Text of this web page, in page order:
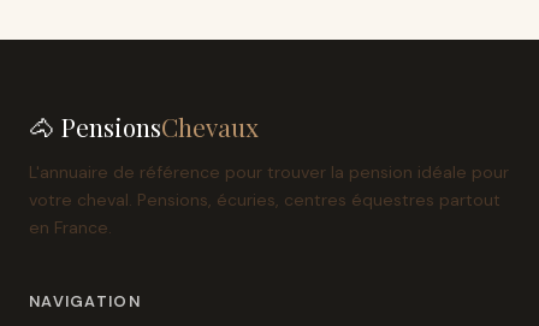
🐴 PensionsChevaux
L'annuaire de référence pour trouver la pension idéale pour
votre cheval. Pensions, écuries, centres équestres partout
en France.
NAVIGATION